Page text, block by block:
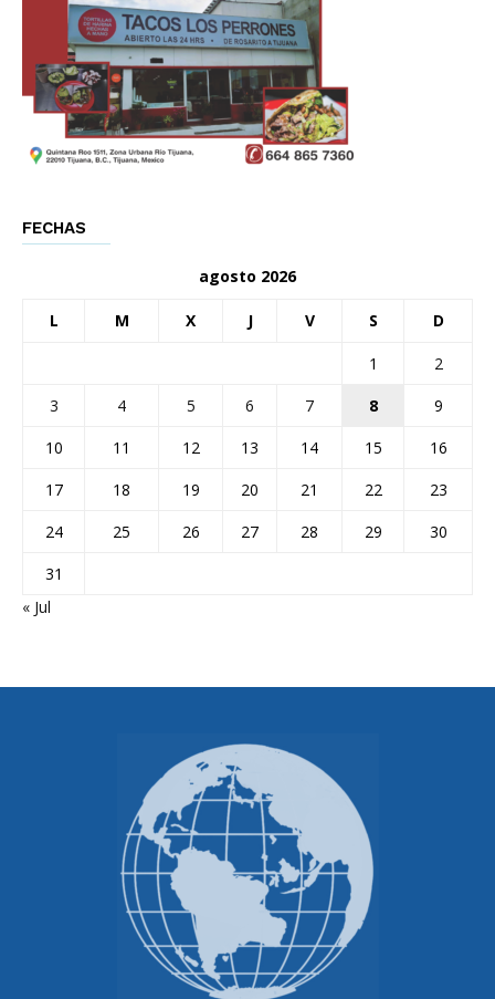
FECHAS
agosto 2026
L M X J V S D
1
2
3
4 5 6 7 8
9
10
11 12 13 14 15
16
17
18 19 20 21 22
23
24
25 26 27 28 29
30
31
« Jul